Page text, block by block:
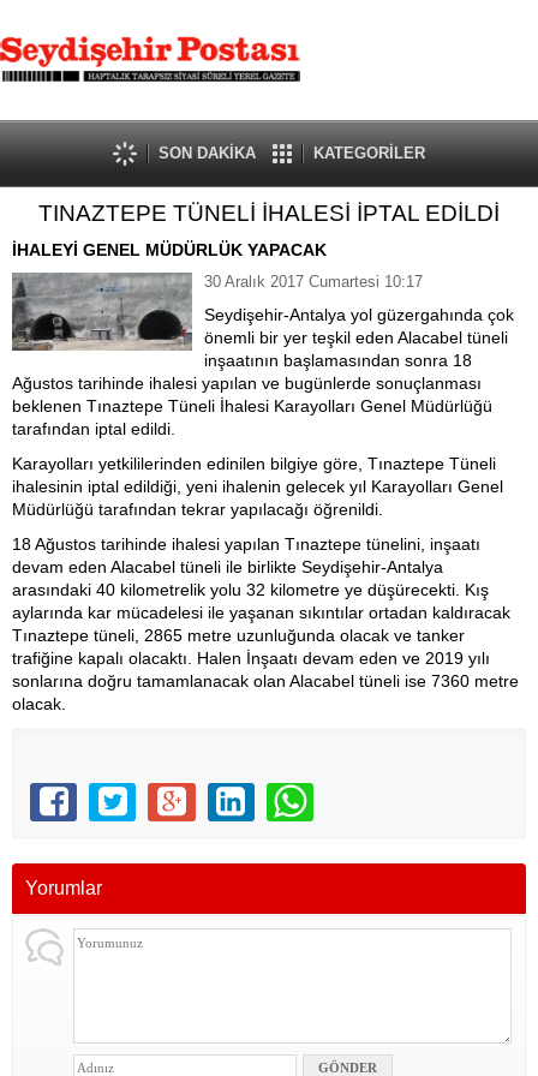
SON DAKİKA KATEGORİLER
TINAZTEPE TÜNELİ İHALESİ İPTAL EDİLDİ
İHALEYİ GENEL MÜDÜRLÜK YAPACAK
30 Aralık 2017 Cumartesi 10:17
Seydişehir-Antalya yol güzergahında çok
önemli bir yer teşkil eden Alacabel tüneli
inşaatının başlamasından sonra 18
Ağustos tarihinde ihalesi yapılan ve bugünlerde sonuçlanması
beklenen Tınaztepe Tüneli İhalesi Karayolları Genel Müdürlüğü
tarafından iptal edildi.
Karayolları yetkililerinden edinilen bilgiye göre, Tınaztepe Tüneli
ihalesinin iptal edildiği, yeni ihalenin gelecek yıl Karayolları Genel
Müdürlüğü tarafından tekrar yapılacağı öğrenildi.
18 Ağustos tarihinde ihalesi yapılan Tınaztepe tünelini, inşaatı
devam eden Alacabel tüneli ile birlikte Seydişehir-Antalya
arasındaki 40 kilometrelik yolu 32 kilometre ye düşürecekti. Kış
aylarında kar mücadelesi ile yaşanan sıkıntılar ortadan kaldıracak
Tınaztepe tüneli, 2865 metre uzunluğunda olacak ve tanker
trafiğine kapalı olacaktı. Halen İnşaatı devam eden ve 2019 yılı
sonlarına doğru tamamlanacak olan Alacabel tüneli ise 7360 metre
olacak.
Yorumlar